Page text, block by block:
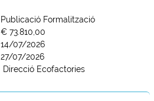
Publicació Formalització
€ 73.810,00
14/07/2026
27/07/2026
Direcció Ecofactories